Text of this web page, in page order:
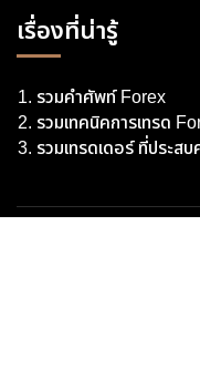
เรื่องที่น่ารู้
รวมคำศัพท์ Forex
รวมเทคนิคการเทรด
รวมเทรดเดอร์ ที่ประสบ